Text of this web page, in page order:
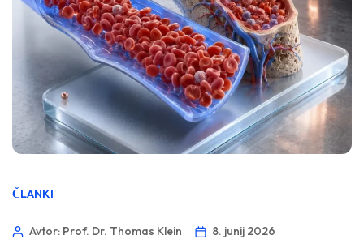
ČLANKI
Avtor: Prof. Dr. Thomas Klein
8. junij 2026